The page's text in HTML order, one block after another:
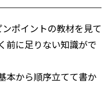
ポイントの教材を見て
前に足りない知識がで
本から順序立てて書か